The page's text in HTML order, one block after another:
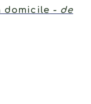
domicile - de